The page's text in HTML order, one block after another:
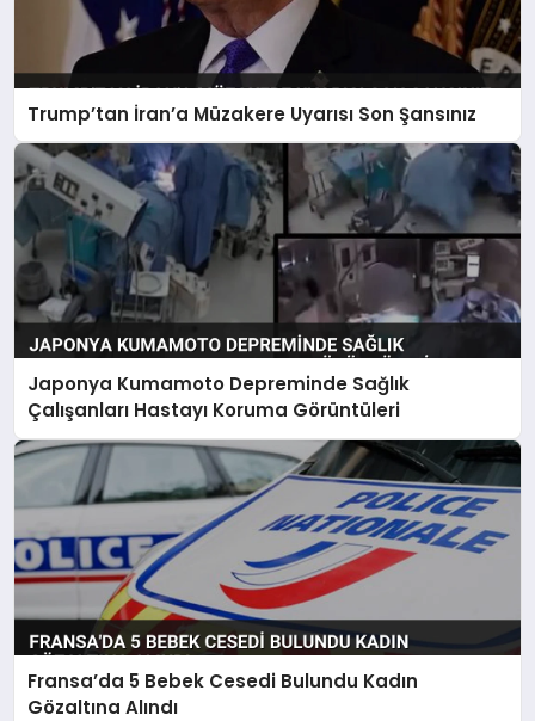
Trump’tan İran’a Müzakere Uyarısı Son Şansınız
Japonya Kumamoto Depreminde Sağlık
Çalışanları Hastayı Koruma Görüntüleri
Fransa’da 5 Bebek Cesedi Bulundu Kadın
Gözaltına Alındı